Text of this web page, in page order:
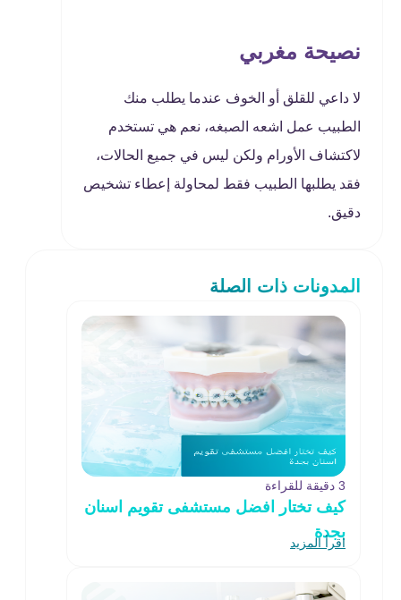
نصيحة مغربي
لا داعي للقلق أو الخوف عندما يطلب منك
الطبيب عمل اشعه الصبغه، نعم هي تستخدم
لاكتشاف الأورام ولكن ليس في جميع الحالات،
فقد يطلبها الطبيب فقط لمحاولة إعطاء تشخيص
دقيق.
المدونات ذات الصلة
3 دقيقة للقراءة
كيف تختار افضل مستشفى تقويم اسنان
بجدة
اقرأ المزيد